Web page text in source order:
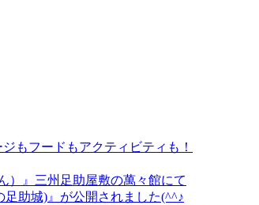
もフードもアクティビティも！
）』三州足助屋敷の萬々館にて
足助城)』が公開されました(^^♪